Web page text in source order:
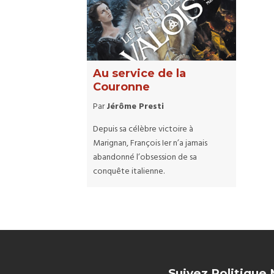
Au service de la
Couronne
ParJérôme Presti
Depuis sa célèbre victoire à
Marignan, François Ier n’a jamais
abandonné l’obsession de sa
conquête italienne.